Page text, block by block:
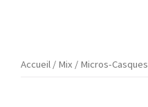
Accueil / Mix / Micros-Casques